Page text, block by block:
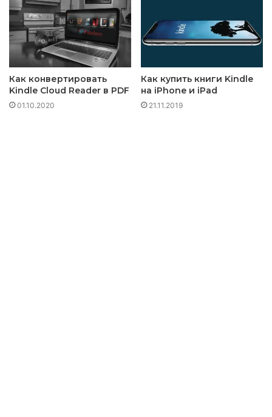
Как конвертировать
Kindle Cloud Reader в PDF
01.10.2020
Как купить книги Kindle
на iPhone и iPad
21.11.2019